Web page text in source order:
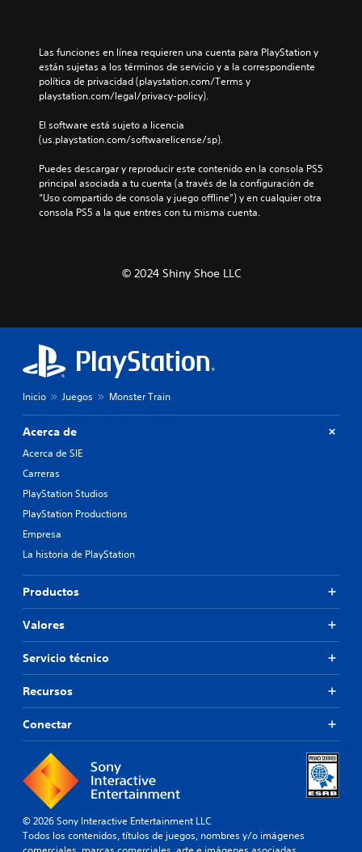
Las funciones en línea requieren una cuenta para PlayStation y
están sujetas a los términos de servicio y a la correspondiente
política de privacidad (playstation.com/Terms y
playstation.com/legal/privacy-policy).
El software está sujeto a licencia
(us.playstation.com/softwarelicense/sp).
Puedes descargar y reproducir este contenido en la consola PS5
principal asociada a tu cuenta (a través de la configuración de
“Uso compartido de consola y juego offline”) y en cualquier otra
consola PS5 a la que entres con tu misma cuenta.
© 2024 Shiny Shoe LLC
Inicio Juegos Monster Train
Acerca de
Acerca de SIE
Carreras
PlayStation Studios
PlayStation Productions
Empresa
La historia de PlayStation
Productos
Valores
Servicio técnico
Recursos
Conectar
© 2026 Sony Interactive Entertainment LLC
Todos los contenidos, títulos de juegos, nombres y/o imágenes